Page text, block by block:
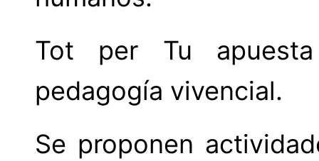
Tot per Tu
pedagogía vivencial.
Se proponen